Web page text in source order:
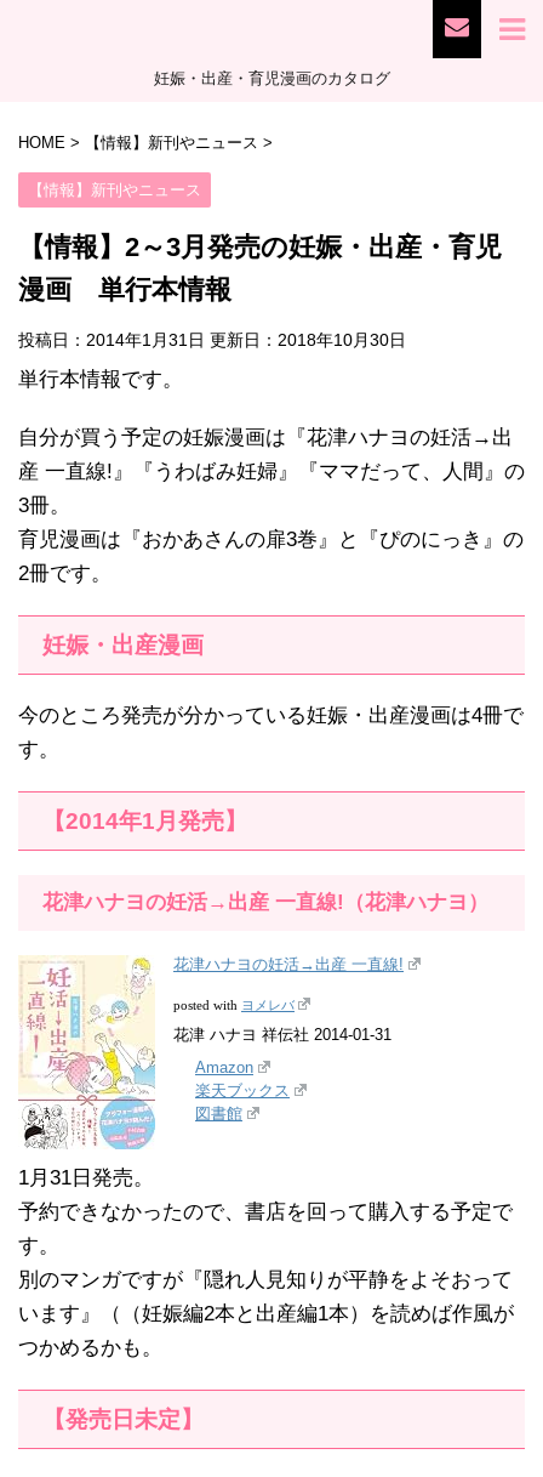
妊娠・出産・育児漫画のカタログ
HOME > 【情報】新刊やニュース >
【情報】新刊やニュース
【情報】2～3月発売の妊娠・出産・育児
漫画 単行本情報
投稿日：2014年1月31日 更新日： 2018年10月30日
単行本情報です。
自分が買う予定の妊娠漫画は『花津ハナヨの妊活→出
産 一直線!』『うわばみ妊婦』『ママだって、人間』の
3冊。
育児漫画は『おかあさんの扉3巻』と『ぴのにっき』の
2冊です。
妊娠・出産漫画
今のところ発売が分かっている妊娠・出産漫画は4冊で
す。
【2014年1月発売】
花津ハナヨの妊活→出産 一直線!（花津ハナヨ）
花津ハナヨの妊活→出産 一直線!
posted with ヨメレバ
花津 ハナヨ 祥伝社 2014-01-31
Amazon
楽天ブックス
図書館
1月31日発売。
予約できなかったので、書店を回って購入する予定で
す。
別のマンガですが『隠れ人見知りが平静をよそおって
います』（（妊娠編2本と出産編1本）を読めば作風が
つかめるかも。
【発売日未定】